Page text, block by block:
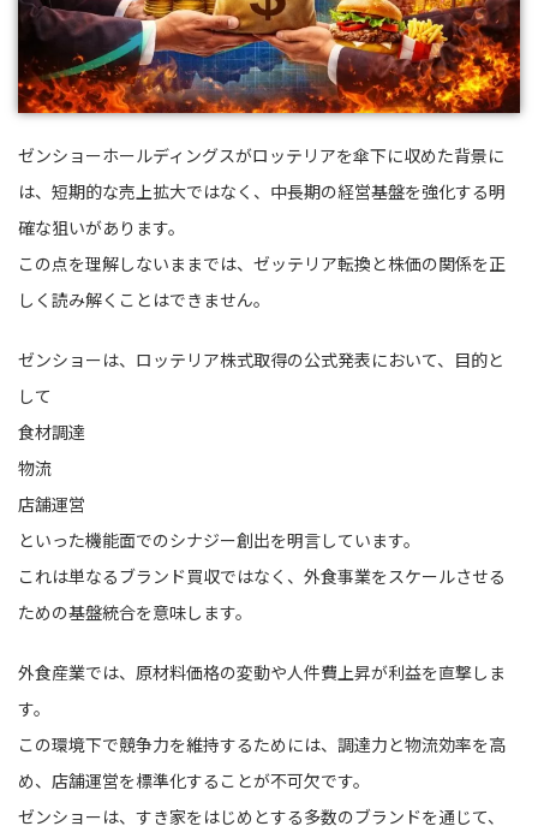
ゼンショーホールディングスがロッテリアを傘下に収めた背景に
は、短期的な売上拡大ではなく、中長期の経営基盤を強化する明
確な狙いがあります。
この点を理解しないままでは、ゼッテリア転換と株価の関係を正
しく読み解くことはできません。
ゼンショーは、ロッテリア株式取得の公式発表において、目的と
して
食材調達
物流
店舗運営
といった機能面でのシナジー創出を明言しています。
これは単なるブランド買収ではなく、外食事業をスケールさせる
ための基盤統合を意味します。
外食産業では、原材料価格の変動や人件費上昇が利益を直撃しま
す。
この環境下で競争力を維持するためには、調達力と物流効率を高
め、店舗運営を標準化することが不可欠です。
ゼンショーは、すき家をはじめとする多数のブランドを通じて、